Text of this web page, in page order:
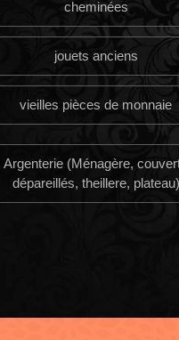
cheminées
jouets anciens
vieilles pièces de monnaie
Argenterie (Ménagère,
dépareillés, theillere, plateau)